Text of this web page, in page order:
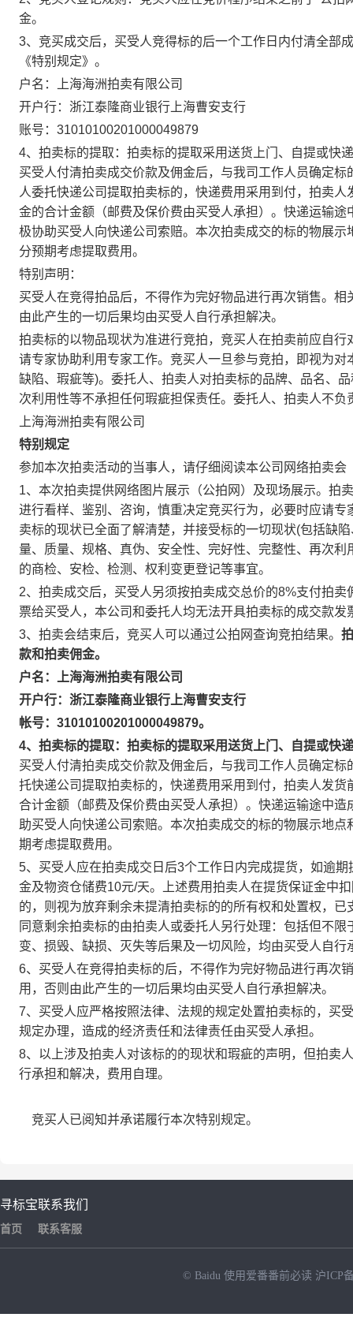
金。
3、竞买成交后，买受人竞得标的后一个工作日内付清全部
《特别规定》。
户名：上海海洲拍卖有限公司
开户行：浙江泰隆商业银行上海曹安支行
账号：31010100201000049879
4、拍卖标的提取：拍卖标的提取采用送货上门、自提或快
买受人付清拍卖成交价款及佣金后，与我司工作人员确定
人委托快递公司提取拍卖标的，快递费用采用到付，拍卖
金的合计金额（邮费及保价费由买受人承担）。快递运输
极协助买受人向快递公司索赔。本次拍卖成交的标的物展
分预期考虑提取费用。
特别声明：
买受人在竞得拍品后，不得作为完好物品进行再次销售。
由此产生的一切后果均由买受人自行承担解决。
拍卖标的以物品现状为准进行竞拍，竞买人在拍卖前应自
请专家协助利用专家工作。竞买人一旦参与竞拍，即视为
缺陷、瑕疵等)。委托人、拍卖人对拍卖标的品牌、品名、
次利用性等不承担任何瑕疵担保责任。委托人、拍卖人不
上海海洲拍卖有限公司
特别规定
参加本次拍卖活动的当事人，请仔细阅读本公司网络拍卖
1、本次拍卖提供网络图片展示（公拍网）及现场展示。拍
进行看样、鉴别、咨询，慎重决定竞买行为，必要时应请
卖标的现状已全面了解清楚，并接受标的一切现状(包括缺
量、质量、规格、真伪、安全性、完好性、完整性、再次
的商检、安检、检测、权利变更登记等事宜。
2、拍卖成交后，买受人另须按拍卖成交总价的8%支付拍
票给买受人，本公司和委托人均无法开具拍卖标的成交款发
3、拍卖会结束后，竞买人可以通过公拍网查询竞拍结果。
款和拍卖佣金。
户名：上海海洲拍卖有限公司
开户行：浙江泰隆商业银行上海曹安支行
帐号：31010100201000049879。
4、拍卖标的提取：拍卖标的提取采用送货上门、自提或快递
买受人付清拍卖成交价款及佣金后，与我司工作人员确定
托快递公司提取拍卖标的，快递费用采用到付，拍卖人发
合计金额（邮费及保价费由买受人承担）。快递运输途中
助买受人向快递公司索赔。本次拍卖成交的标的物展示地
期考虑提取费用。
5、买受人应在拍卖成交日后3个工作日内完成提货，如逾
金及物资仓储费10元/天。上述费用拍卖人在提货保证金中
的，则视为放弃剩余未提清拍卖标的的所有权和处置权，
同意剩余拍卖标的由拍卖人或委托人另行处理：包括但不
变、损毁、缺损、灭失等后果及一切风险，均由买受人自
6、买受人在竞得拍卖标的后，不得作为完好物品进行再次
用，否则由此产生的一切后果均由买受人自行承担解决。
7、买受人应严格按照法律、法规的规定处置拍卖标的，买
规定办理，造成的经济责任和法律责任由买受人承担。
8、以上涉及拍卖人对该标的的现状和瑕疵的声明，但拍卖
行承担和解决，费用自理。
竞买人已阅知并承诺履行本次特别规定。
寻标宝
首页
联系我们
联系客服
© Baidu 使用爱番番前必读 沪ICP